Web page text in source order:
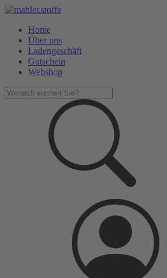
Home
Über uns
Ladengeschäft
Gutschein
Webshop